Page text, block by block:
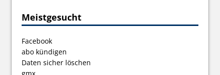
Meistgesucht
Facebook
abo kündigen
Daten sicher löschen
gmx